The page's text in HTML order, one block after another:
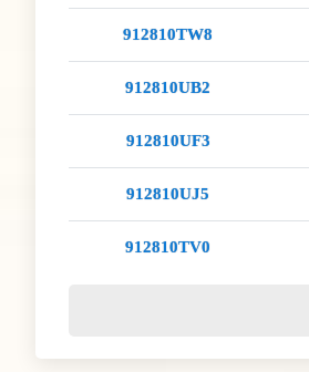
912810TW8
912810UB2
912810UF3
912810UJ5
912810TV0